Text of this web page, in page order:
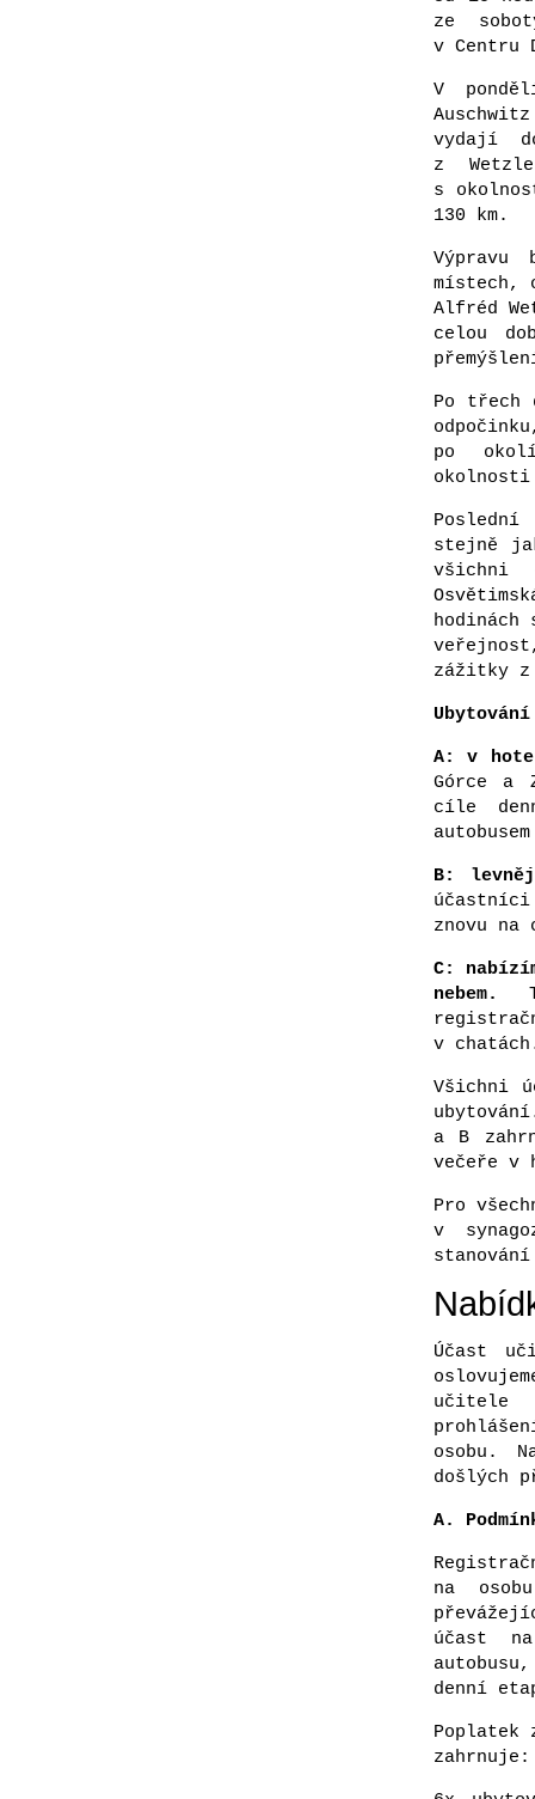
ze
v Centru
V
vydají
z
s
130 km.
Výpravu
místech,
Alfréd
celou
Po třech
po
okolnosti
stejně
všichni
zážitky z
A: v
Górce a
cíle
B:
znovu na
C:
nebem.
v
Všichni
a B
večeře v
Pro
v
Účast
učitele
osobu.
došlých
A.
na
účast
denní
Poplatek
zahrnuje: